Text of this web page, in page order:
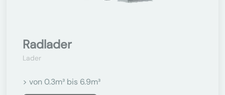
Radlader
Lader
> von 0.3m³ bis 6.9m³